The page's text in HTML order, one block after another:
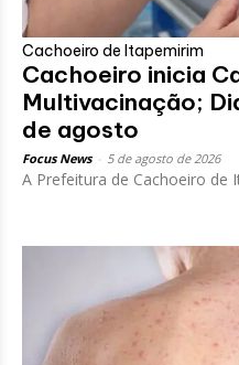
Cachoeiro de Itapemirim
Cachoeiro inicia
Multivacinação;
de agosto
Focus News 5 de agosto de 2026
A Prefeitura de Cachoeiro de